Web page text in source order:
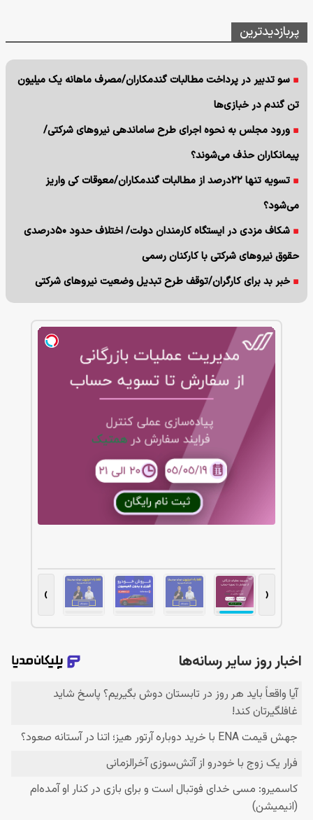
پربازدیدترین
سو تدبیر در پرداخت مطالبات گندمکاران/مصرف ماهانه یک میلیون
تن گندم در خبازی‌ها
ورود مجلس به نحوه اجرای طرح ساماندهی نیروهای شرکتی/
پیمانکاران حذف می‌شوند؟
تسویه تنها ۲۲درصد از مطالبات گندمکاران/معوقات کی واریز
می‌شود؟
شکاف مزدی در ایستگاه کارمندان دولت/ اختلاف حدود ۵۰درصدی
حقوق نیروهای شرکتی با کارکنان رسمی
خبر بد برای کارگران/توقف طرح تبدیل وضعیت نیروهای شرکتی
‹
›